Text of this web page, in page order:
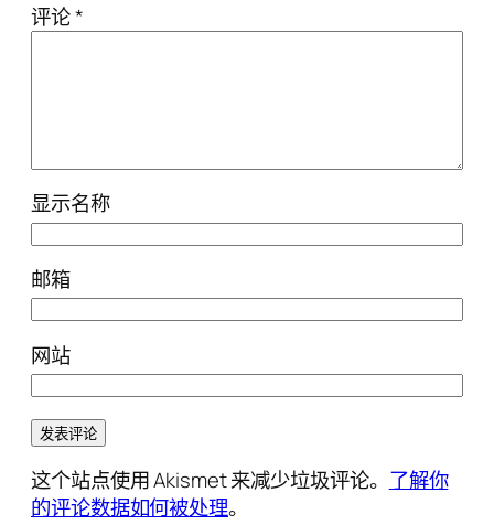
评论*
显示名称
邮箱
网站
这个站点使用 Akismet 来减少垃圾评论。 了解你
的评论数据如何被处理。